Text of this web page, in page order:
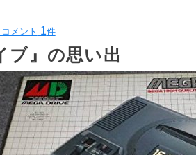
コメント 1件
ブ』の思い出